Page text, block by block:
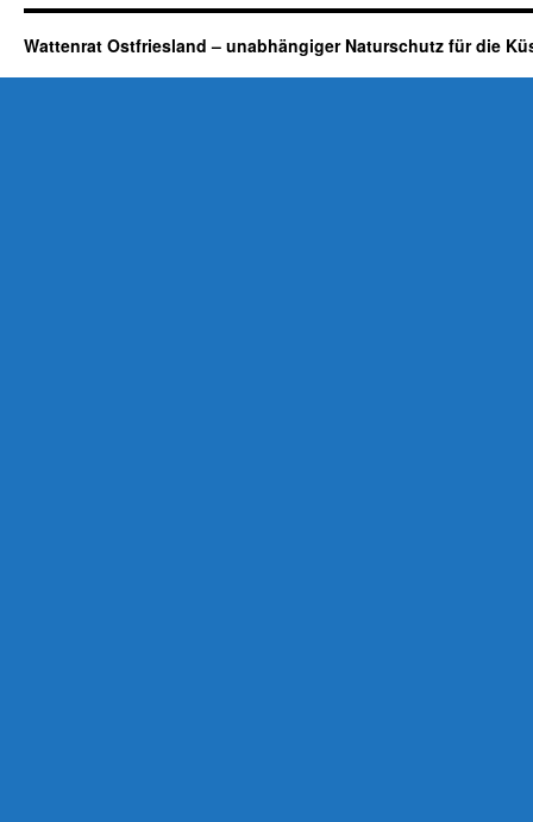
Wattenrat Ostfriesland – unabhängiger Naturschutz für die